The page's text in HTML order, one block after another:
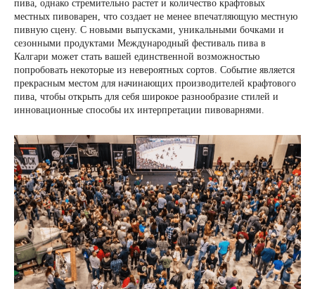
пива, однако стремительно растет и количество крафтовых
местных пивоварен, что создает не менее впечатляющую местную
пивную сцену. С новыми выпусками, уникальными бочками и
сезонными продуктами Международный фестиваль пива в
Калгари может стать вашей единственной возможностью
попробовать некоторые из невероятных сортов. Событие является
прекрасным местом для начинающих производителей крафтового
пива, чтобы открыть для себя широкое разнообразие стилей и
инновационные способы их интерпретации пивоварнями.